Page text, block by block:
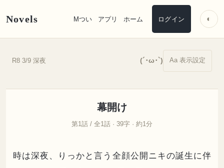
Novels Mつい アプリ ホーム ログイン ◐
R8 3/9 深夜 (´･ω･`) Aa 表示設定
幕開け
第1話 / 全1話 · 39字 · 約1分
時は深夜、りっかと言う全顔公開ニキの誕生に伴